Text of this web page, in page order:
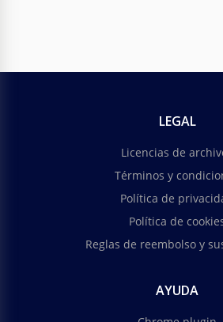
LEGAL
Licencias de
Términos y
Política de
Política de
Reglas de reembolso y
AYUDA